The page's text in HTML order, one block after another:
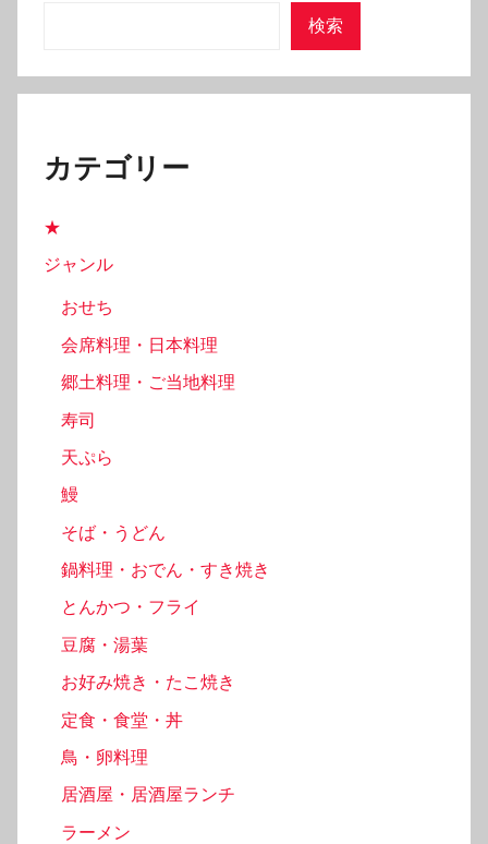
ジ
検索
カテゴリー
★
ジャンル
おせち
会席料理・日本料理
郷土料理・ご当地料理
寿司
天ぷら
鰻
そば・うどん
鍋料理・おでん・すき焼き
とんかつ・フライ
豆腐・湯葉
お好み焼き・たこ焼き
定食・食堂・丼
鳥・卵料理
居酒屋・居酒屋ランチ
ラーメン